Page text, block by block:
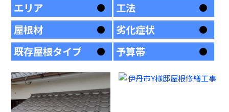
エリア
工法
屋根材
劣化症状
既存屋根タイプ
予算帯